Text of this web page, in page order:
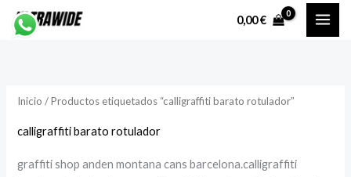
0,00€
Inicio / Productos etiquetados “calligraffiti barato rotulador”
calligraffiti barato rotulador
graffiti shop anden montana cans barcelona.calligraffiti